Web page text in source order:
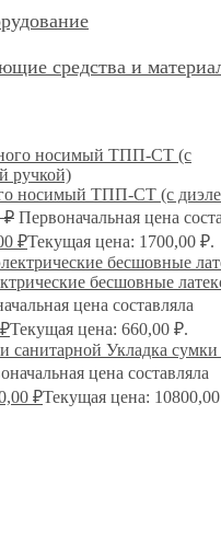
средства и
носимый ТПП-СТ (с
₽ Первоначальная цена
₽Текущая цена: 1700,00 ₽.
бесшовные
цена составляла
₽Текущая цена: 660,00 ₽.
Укладка
цена составляла
₽Текущая цена: